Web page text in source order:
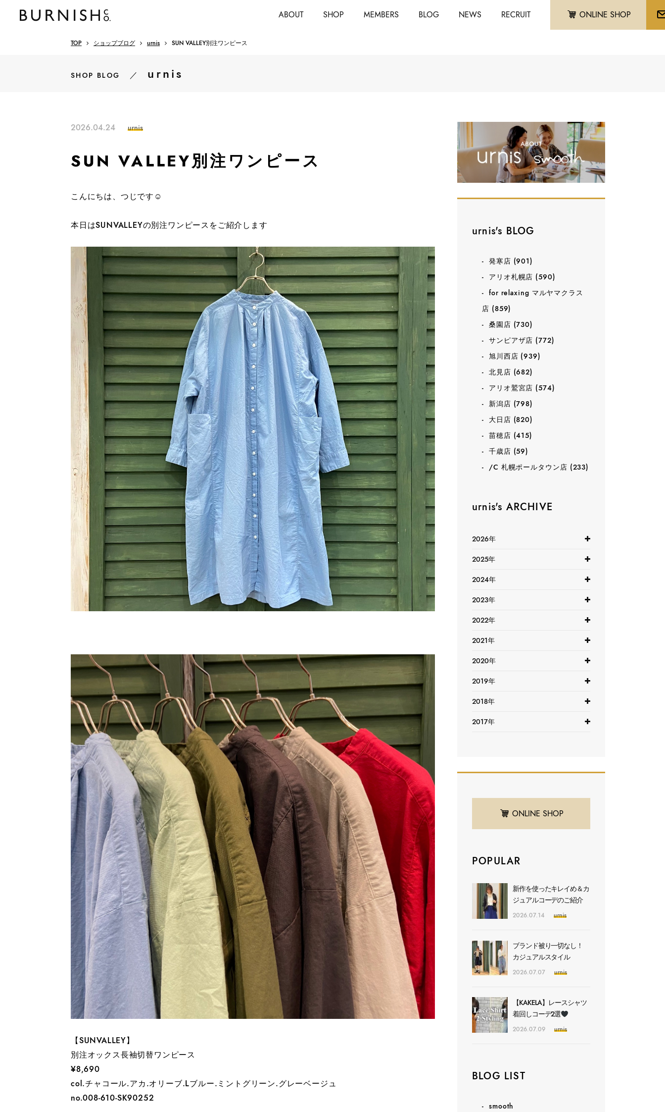
ABOUT SHOP MEMBERS BLOG NEWS RECRUIT ONLINE SHOP
TOP ショップブログ urnis SUN VALLEY別注ワンピース
SHOP BLOG ／ urnis
2026.04.24 urnis
SUN VALLEY別注ワンピース
こんにちは、つじです☺︎
本日はSUNVALLEYの別注ワンピースをご紹介します
【SUNVALLEY】
別注オックス長袖切替ワンピース
¥8,690
col.チャコール.アカ.オリーブ.Lブルー.ミントグリーン.グレーベージュ
no.008-610-SK90252
urnis's BLOG
発寒店 (901)
アリオ札幌店 (590)
for relaxing マルヤマクラス
店 (859)
桑園店 (730)
サンピアザ店 (772)
旭川西店 (939)
北見店 (682)
アリオ鷲宮店 (574)
新潟店 (798)
大日店 (820)
苗穂店 (415)
千歳店 (59)
/C 札幌ポールタウン店 (233)
urnis's ARCHIVE
2026年
2025年
2024年
2023年
2022年
2021年
2020年
2019年
2018年
2017年
ONLINE SHOP
POPULAR
新作を使ったキレイめ＆カ
ジュアルコーデのご紹介
2026.07.14 urnis
ブランド被り一切なし！
カジュアルスタイル
2026.07.07 urnis
【KAKELA】レースシャツ
着回しコーデ2選
2026.07.09 urnis
BLOG LIST
smooth